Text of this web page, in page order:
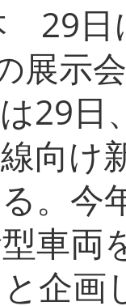
29日
展示会
29日
向け
。今
車両
企画